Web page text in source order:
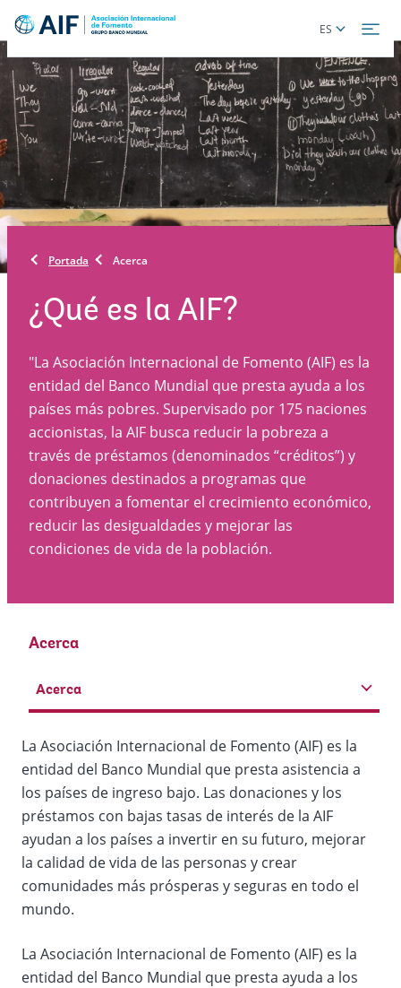
Skip
main
content
Global
toggler
ES
Portada Acerca
¿Qué es la AIF?
"La Asociación Internacional de Fomento (AIF) es la
entidad del Banco Mundial que presta ayuda a los
países más pobres. Supervisado por 175 naciones
accionistas, la AIF busca reducir la pobreza a
través de préstamos (denominados “créditos”) y
donaciones destinados a programas que
contribuyen a fomentar el crecimiento económico,
reducir las desigualdades y mejorar las
condiciones de vida de la población.
Acerca
Acerca
La Asociación Internacional de Fomento (AIF) es la
entidad del Banco Mundial que presta asistencia a
los países de ingreso bajo. Las donaciones y los
préstamos con bajas tasas de interés de la AIF
ayudan a los países a invertir en su futuro, mejorar
la calidad de vida de las personas y crear
comunidades más prósperas y seguras en todo el
mundo.
La Asociación Internacional de Fomento (AIF) es la
entidad del Banco Mundial que presta ayuda a los